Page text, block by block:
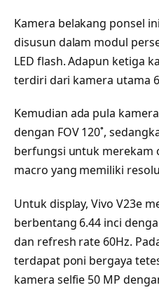
Kamera belakang ponsel
disusun dalam modul
LED flash. Adapun ketiga
terdiri dari kamera utama
Kemudian ada pula
dengan FOV 120˚,
berfungsi untuk merekam
macro yang memiliki
Untuk display, Vivo V23e
berbentang 6.44 inci
dan refresh rate 60Hz.
terdapat poni bergaya
kamera selfie 50 MP